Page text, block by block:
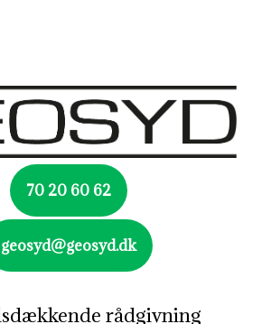
70 20 60 62
geosyd@geosyd.dk
rådgivning​